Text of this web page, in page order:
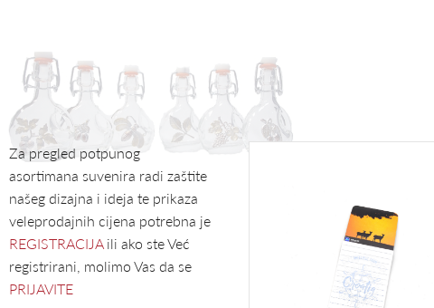
Za pregled potpunog
asortimana suvenira radi zaštite
našeg dizajna i ideja te prikaza
veleprodajnih cijena potrebna je
REGISTRACIJAili ako ste Već
registrirani, molimo Vas da se
PRIJAVITE